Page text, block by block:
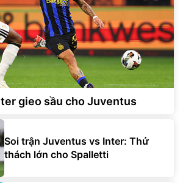
gieo sầu cho Juventus
Soi trận Juventus vs Inter: Thử
thách lớn cho Spalletti